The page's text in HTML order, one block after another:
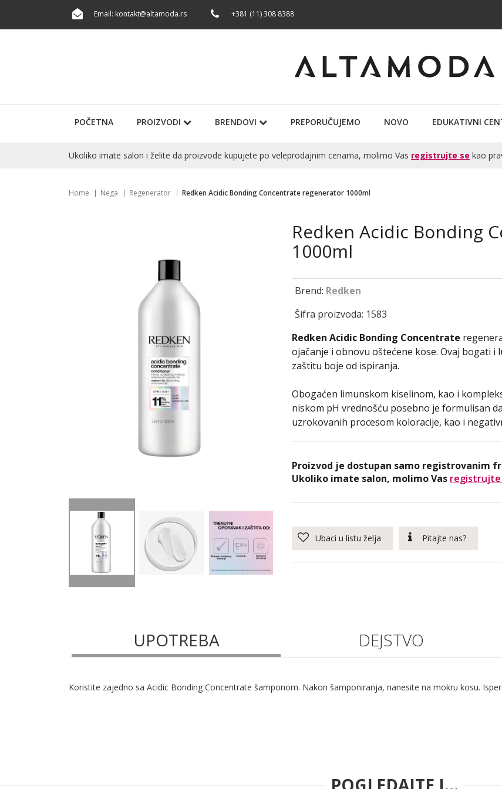
Email: kontakt@altamoda.rs +381 (11) 308 8388
POČETNA PROIZVODI BRENDOVI PREPORUČUJEMO NOVO EDUKATIVNI
Ukoliko imate salon i želite da proizvode kupujete po veleprodajnim cenama, molimo Vas registrujte se kao
Home Nega Regenerator Redken Acidic Bonding Concentrate regenerator 1000ml
Redken Acidic Bonding
1000ml
Brend: Redken
Šifra proizvoda: 1583
Redken Acidic Bonding Concentrate
ojačanje i obnovu oštećene kose. Ovaj bogati
zaštitu boje od ispiranja.
Obogaćen limunskom kiselinom, kao i
niskom pH vrednošću posebno je formulisan
uzrokovanih procesom koloracije, kao i
Proizvod je dostupan samo registrovanim
Ukoliko imate salon, molimo Vas registrujte
Ubaci u listu želja Pitajte nas?
UPOTREBA DEJSTVO
Koristite zajedno sa Acidic Bonding Concentrate šamponom. Nakon šamponiranja, nanesite na mokru kosu.